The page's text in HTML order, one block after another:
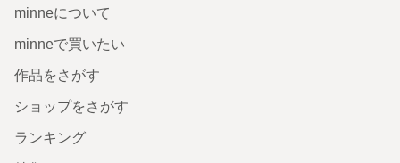
minneについて
minneで買いたい
作品をさがす
ショップをさがす
ランキング